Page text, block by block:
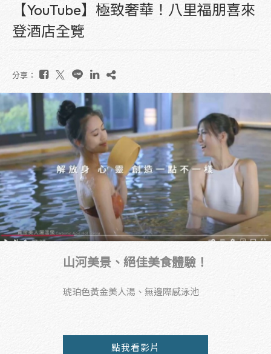
【YouTube】極致奢華！八里福朋喜來
登酒店全覽
分享：
山河美景、絕佳美食體驗！
琥珀色黃金美人湯、無邊際感泳池
點我看影片